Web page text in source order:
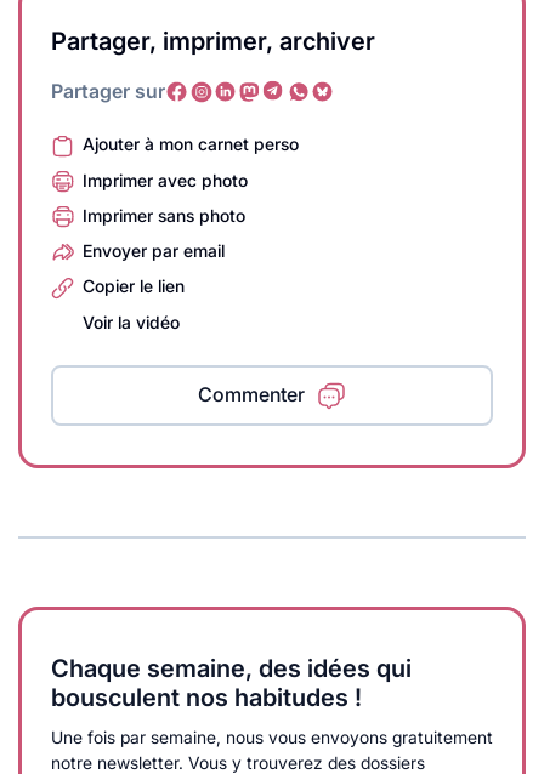
Partager, imprimer, archiver
Partager sur
Ajouter à mon carnet perso
Imprimer avec photo
Imprimer sans photo
Envoyer par email
Copier le lien
Voir la vidéo
Commenter
Chaque semaine, des idées qui
bousculent nos habitudes !
Une fois par semaine, nous vous envoyons gratuitement
notre newsletter. Vous y trouverez des dossiers